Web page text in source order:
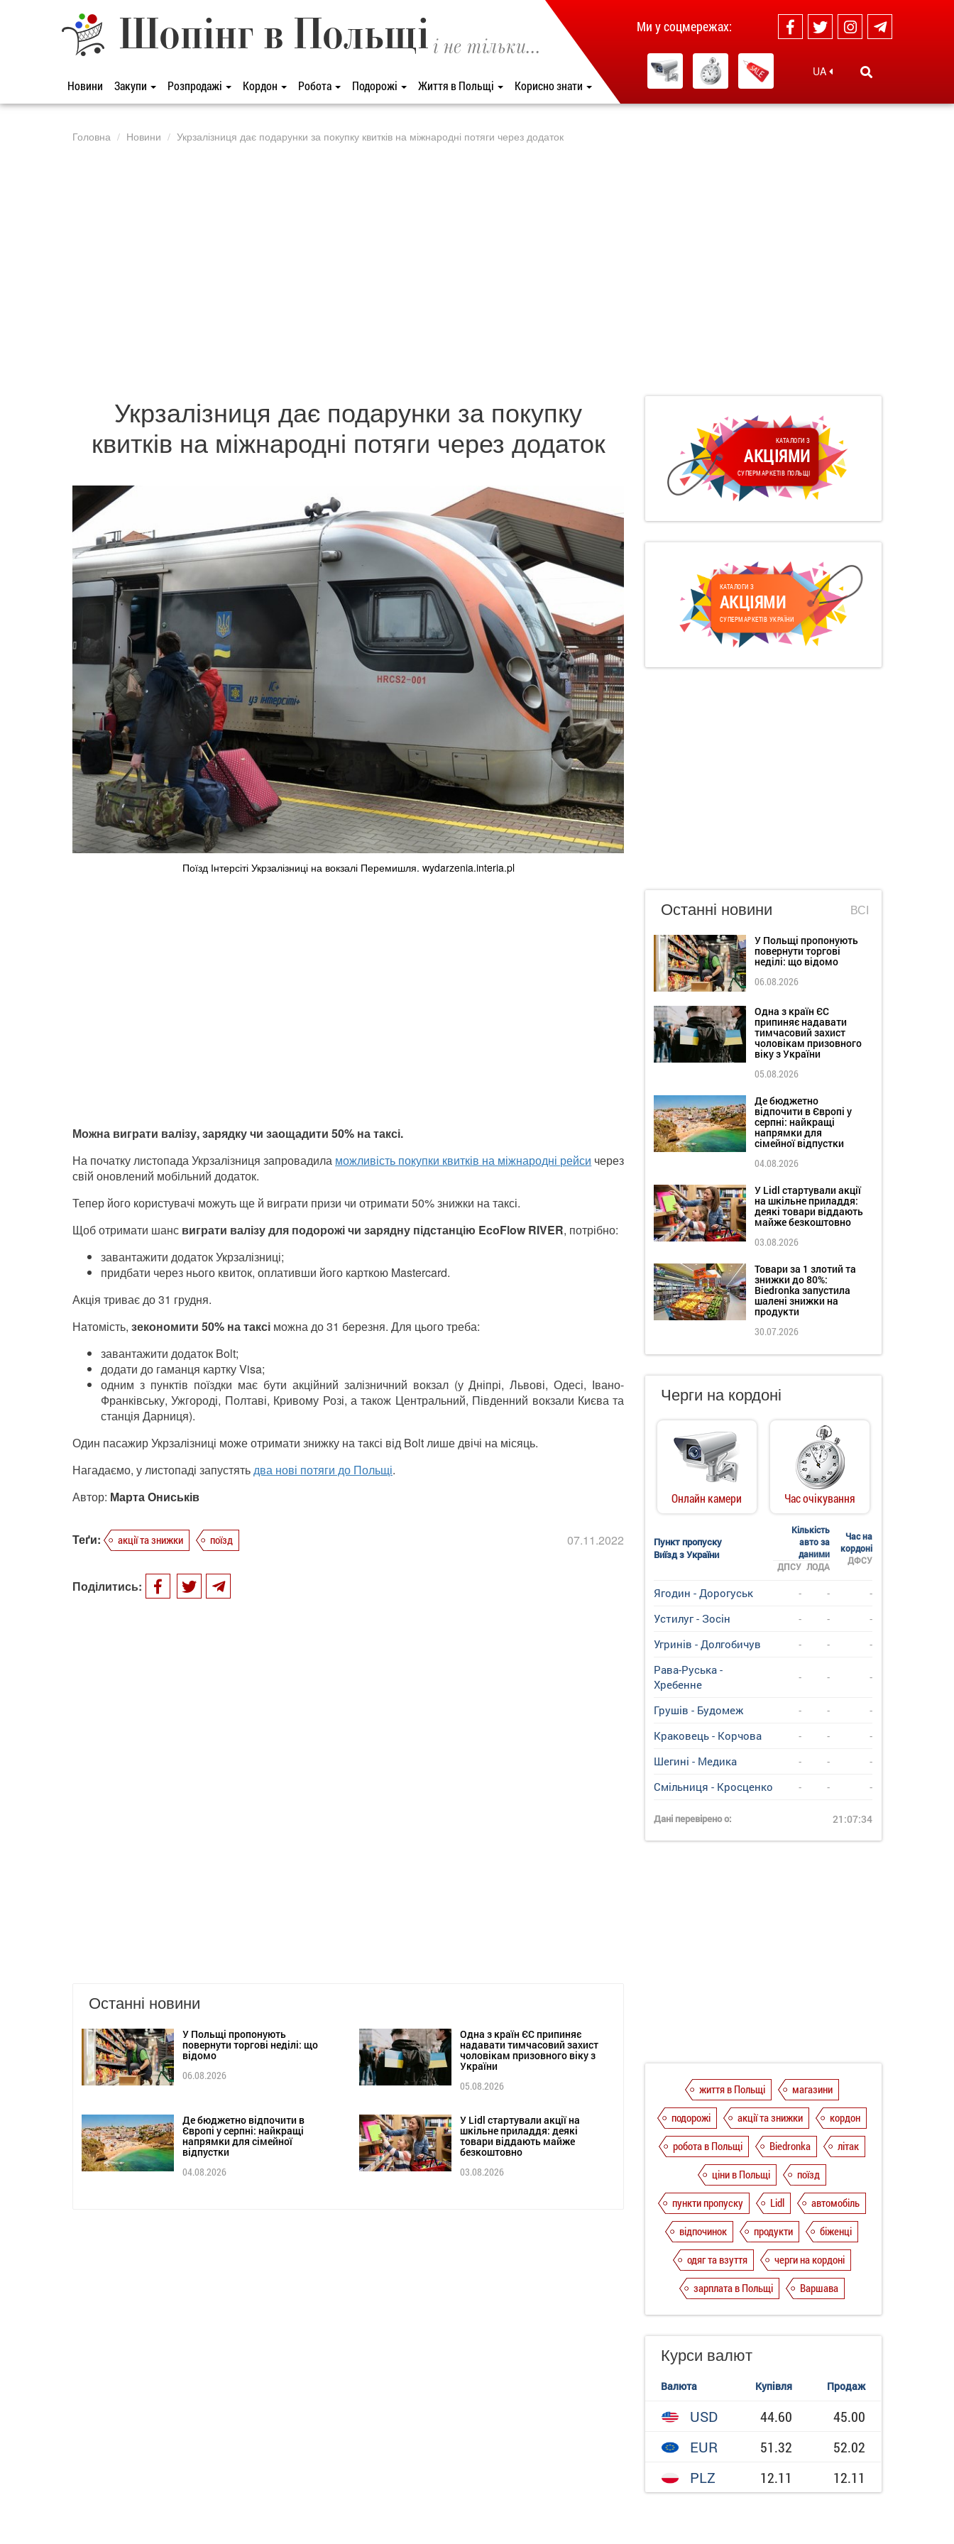
Шопінг в Польщі і не тільки...
Новини Закупи Розпродажі Кордон Робота Подорожі Життя в Польщі Корисно знати
Ми у соцмережах:
UA
Головна Новини Укрзалізниця дає подарунки за покупку квитків на міжнародні потяги через додаток
Укрзалізниця дає подарунки за покупку
квитків на міжнародні потяги через додаток
Поїзд Інтерсіті Укрзалізниці на вокзалі Перемишля. wydarzenia.interia.pl
Можна виграти валізу, зарядку чи заощадити 50% на таксі.
На початку листопада Укрзалізниця запровадила можливість покупки квитків на міжнародні рейси через
свій оновлений мобільний додаток.
Тепер його користувачі можуть ще й виграти призи чи отримати 50% знижки на таксі.
Щоб отримати шанс виграти валізу для подорожі чи зарядну підстанцію EcoFlow RIVER, потрібно:
завантажити додаток Укрзалізниці;
придбати через нього квиток, оплативши його карткою Mastercard.
Акція триває до 31 грудня.
Натомість, зекономити 50% на таксі можна до 31 березня. Для цього треба:
завантажити додаток Bolt;
додати до гаманця картку Visa;
одним з пунктів поїздки має бути акційний залізничний вокзал (у Дніпрі, Львові, Одесі, Івано-
Франківську, Ужгороді, Полтаві, Кривому Розі, а також Центральний, Південний вокзали Києва та
станція Дарниця).
Один пасажир Укрзалізниці може отримати знижку на таксі від Bolt лише двічі на місяць.
Нагадаємо, у листопаді запустять два нові потяги до Польщі.
Автор: Марта Ониськів
Теґи: акції та знижки поїзд 07.11.2022
Поділитись:
Останні новини
У Польщі пропонують
повернути торгові неділі: що
відомо
06.08.2026
Одна з країн ЄС припиняє
надавати тимчасовий захист
чоловікам призовного віку з
України
05.08.2026
Де бюджетно відпочити в
Європі у серпні: найкращі
напрямки для сімейної
відпустки
04.08.2026
У Lidl стартували акції на
шкільне приладдя: деякі
товари віддають майже
безкоштовно
03.08.2026
КАТАЛОГИ З
АКЦІЯМИ
СУПЕРМАРКЕТІВ ПОЛЬЩІ
КАТАЛОГИ З
АКЦІЯМИ
СУПЕРМАРКЕТІВ УКРАЇНИ
Останні новини ВСІ
У Польщі пропонують
повернути торгові
неділі: що відомо
06.08.2026
Одна з країн ЄС
припиняє надавати
тимчасовий захист
чоловікам призовного
віку з України
05.08.2026
Де бюджетно
відпочити в Європі у
серпні: найкращі
напрямки для
сімейної відпустки
04.08.2026
У Lidl стартували акції
на шкільне приладдя:
деякі товари віддають
майже безкоштовно
03.08.2026
Товари за 1 злотий та
знижки до 80%:
Biedronka запустила
шалені знижки на
продукти
30.07.2026
Черги на кордоні
Онлайн камери Час очікування
Пункт пропуску
Виїзд з України
Кількість
авто за
даними
Час на
кордоні
ДФСУ
ДПСУ ЛОДА
Ягодин - Дорогуськ - -
-
Устилуг - Зосін
- -
-
Угринiв - Долгобичув
- -
-
Рава-Руська -
Хребенне
- - -
Грушів - Будомеж - -
-
Краковець - Корчова
- -
-
Шегині - Медика
- -
-
Смільниця - Кросценко
- - -
Дані перевірено о: 21:07:34
життя в Польщі
магазини
подорожі
акції та знижки
кордон
робота в Польщі
Biedronka
літак
ціни в Польщі
поїзд
пункти пропуску
Lidl
автомобіль
відпочинок
продукти
біженці
одяг та взуття
черги на кордоні
зарплата в Польщі
Варшава
Курси валют
Валюта Купівля Продаж
USD 44.60
45.00
EUR
51.32
52.02
PLZ
12.11 12.11